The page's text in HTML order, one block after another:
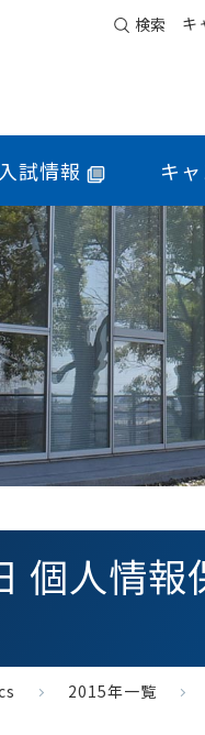
検索 キ
入試情報 キ
個人情報
2015年一覧